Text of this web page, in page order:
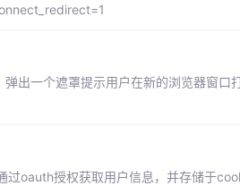
出一个遮罩提示用户在新的浏览器窗口
oauth授权获取用户信息，并存储于